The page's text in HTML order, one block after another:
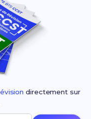
directement sur